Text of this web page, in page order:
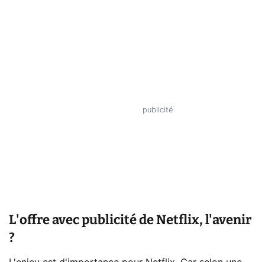
L'offre avec publicité de Netflix, l'avenir
?